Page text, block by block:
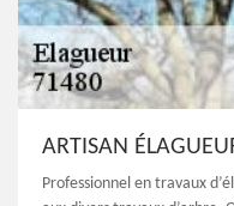
ARTISAN
Professionnel en travaux